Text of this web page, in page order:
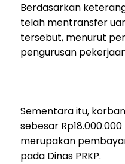
Berdasarkan
telah mentransfer
tersebut, menurut
pengurusan
Sementara itu,
sebesar
merupakan
pada Dinas PRKP.